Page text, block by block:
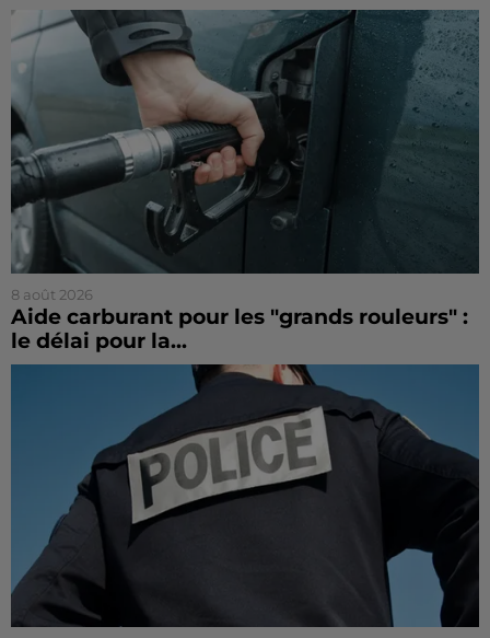
8 août 2026
Aide carburant pour les "grands rouleurs" :
le délai pour la...